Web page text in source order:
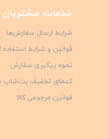
خدمات مشتریان
شرایط ارسال سفارش‌ها
قوانین و شرایط
نحوه پیگیری سفارش
کدهای تخفیف پت‌شاپ
قوانین مرجوعی کالا